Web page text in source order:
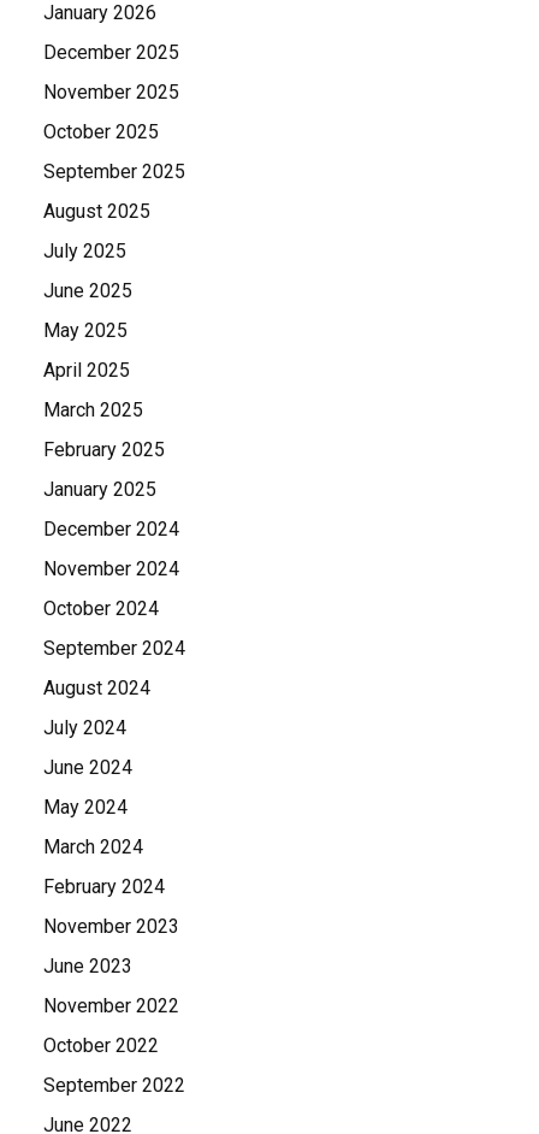
January 2026
December 2025
November 2025
October 2025
September 2025
August 2025
July 2025
June 2025
May 2025
April 2025
March 2025
February 2025
January 2025
December 2024
November 2024
October 2024
September 2024
August 2024
July 2024
June 2024
May 2024
March 2024
February 2024
November 2023
June 2023
November 2022
October 2022
September 2022
June 2022